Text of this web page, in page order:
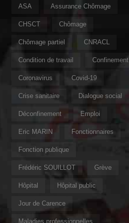
ASA Assurance Chômage
CHSCT Chômage
Chômage partiel CNRACL
Condition de travail Confinement
Coronavirus Covid-19
Crise sanitaire Dialogue social
Déconfinement Emploi
Eric MARIN Fonctionnaires
Fonction publique
Frédéric SOUILLOT Grève
Hôpital Hôpital public
Jour de Carence
Maladies professionnelles